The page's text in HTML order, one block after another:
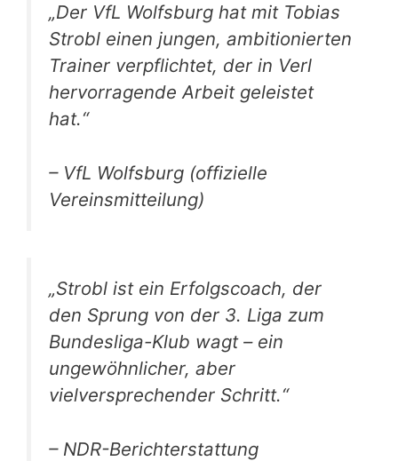
„Der VfL Wolfsburg hat mit Tobias
Strobl einen jungen, ambitionierten
Trainer verpflichtet, der in Verl
hervorragende Arbeit geleistet
hat.“
– VfL Wolfsburg (offizielle
Vereinsmitteilung)
„Strobl ist ein Erfolgscoach, der
den Sprung von der 3. Liga zum
Bundesliga-Klub wagt – ein
ungewöhnlicher, aber
vielversprechender Schritt.“
– NDR-Berichterstattung